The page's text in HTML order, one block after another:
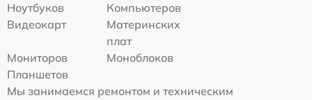
Ноутбуков
Компьютеров
Видеокарт
Материнских
плат
Мониторов
Моноблоков
Планшетов
Мы занимаемся ремонтом и техническим